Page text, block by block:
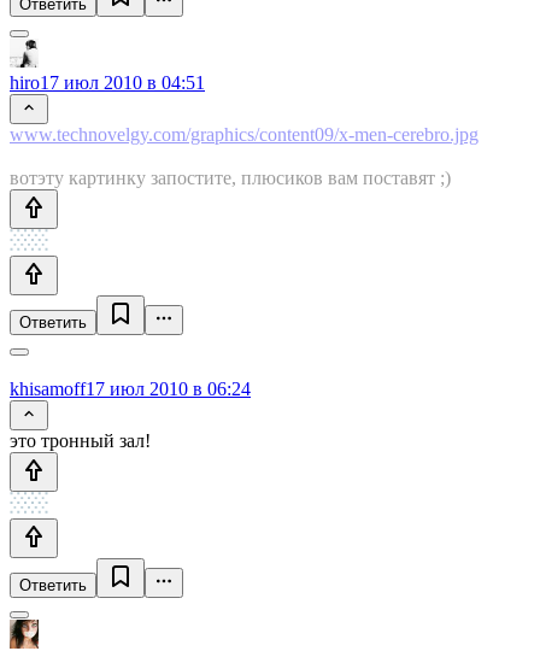
Ответить
hiro17 июл 2010 в 04:51
www.technovelgy.com/graphics/content09/x-men-cerebro.jpg
вотэту картинку запостите, плюсиков вам поставят ;)
Ответить
khisamoff17 июл 2010 в 06:24
это тронный зал!
Ответить